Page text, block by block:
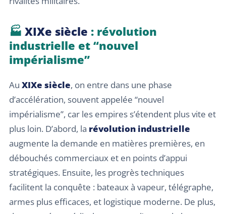
🏭 XIXe siècle : révolution
industrielle et “nouvel
impérialisme”
Au XIXe siècle, on entre dans une phase
d’accélération, souvent appelée “nouvel
impérialisme”, car les empires s’étendent plus vite et
plus loin. D’abord, la révolution industrielle
augmente la demande en matières premières, en
débouchés commerciaux et en points d’appui
stratégiques. Ensuite, les progrès techniques
facilitent la conquête : bateaux à vapeur, télégraphe,
armes plus efficaces, et logistique moderne. De plus,